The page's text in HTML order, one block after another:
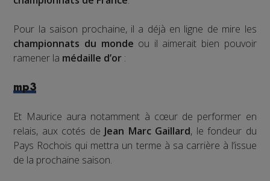
Pour la saison prochaine, il a déjà en ligne de mire les
championnats du monde ou il aimerait bien pouvoir
ramener la médaille d’or :
mp3
Et Maurice aura notamment à cœur de performer en
relais, aux cotés de Jean Marc Gaillard, le fondeur du
Pays Rochois qui mettra un terme à sa carrière à l’issue
de la prochaine saison.